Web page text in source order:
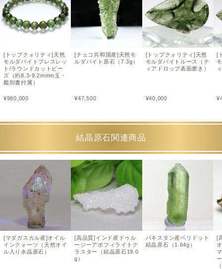
[トップクォリティ]天然
モルダバイトブレスレッ
ト/ラウンドカットビー
ズ（約8.3-9.2mmm玉・
鑑別書付属）
¥980,000
[チェコ共和国産]天然モ
ルダバイト原石（7.3g）
¥47,500
[トップクォリティ]天然
モルダバイトルース（テ
ィアドロップ表面磨き）
¥40,000
[
¥
結晶原石関連商品
[マダガスカル産]オイル
インクォーツ（天然オイ
ル入り水晶原石）
[高品質]インド産ドゥル
ージーアポフィライトク
ラスター（結晶原石19.0
g）
パキスタン産ペリドット
結晶原石（1.64g）
[